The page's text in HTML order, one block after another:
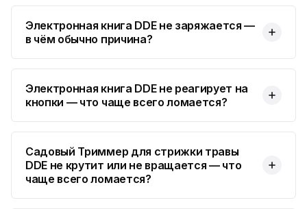
Электронная книга DDE не заряжается —
в чём обычно причина?
Электронная книга DDE не реагирует на
кнопки — что чаще всего ломается?
Садовый Триммер для стрижки травы
DDE не крутит или не вращается — что
чаще всего ломается?